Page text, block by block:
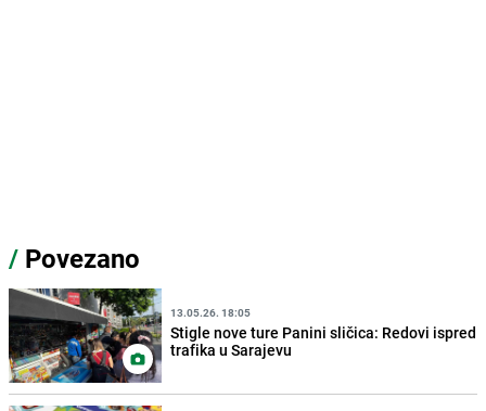
/ Povezano
13.05.26. 18:05
Stigle nove ture Panini sličica: Redovi ispred
trafika u Sarajevu